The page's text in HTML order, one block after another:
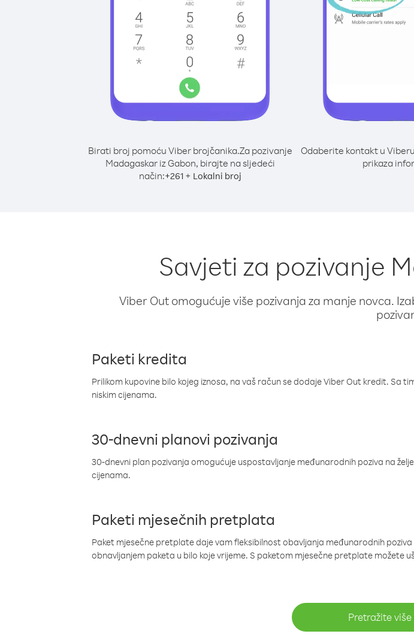
Birati broj pomoću Viber brojčanika.Za pozivanje
Madagaskar iz Gabon, birajte na sljedeći
način:+261+ Lokalni broj
Odaberite kontakt u
prikaza
Savjeti za pozivanje
Viber Out omogućuje više pozivanja za manje novca.
Paketi kredita
Prilikom kupovine bilo kojeg iznosa, na vaš račun se dodaje Viber Out kredit. Sa
niskim cijenama.
30-dnevni planovi pozivanja
30-dnevni plan pozivanja omogućuje uspostavljanje međunarodnih poziva na
cijenama.
Paketi mjesečnih pretplata
Paket mjesečne pretplate daje vam fleksibilnost obavljanja međunarodnih
obnavljanjem paketa u bilo koje vrijeme. S paketom mjesečne pretplate možete
Pretražite